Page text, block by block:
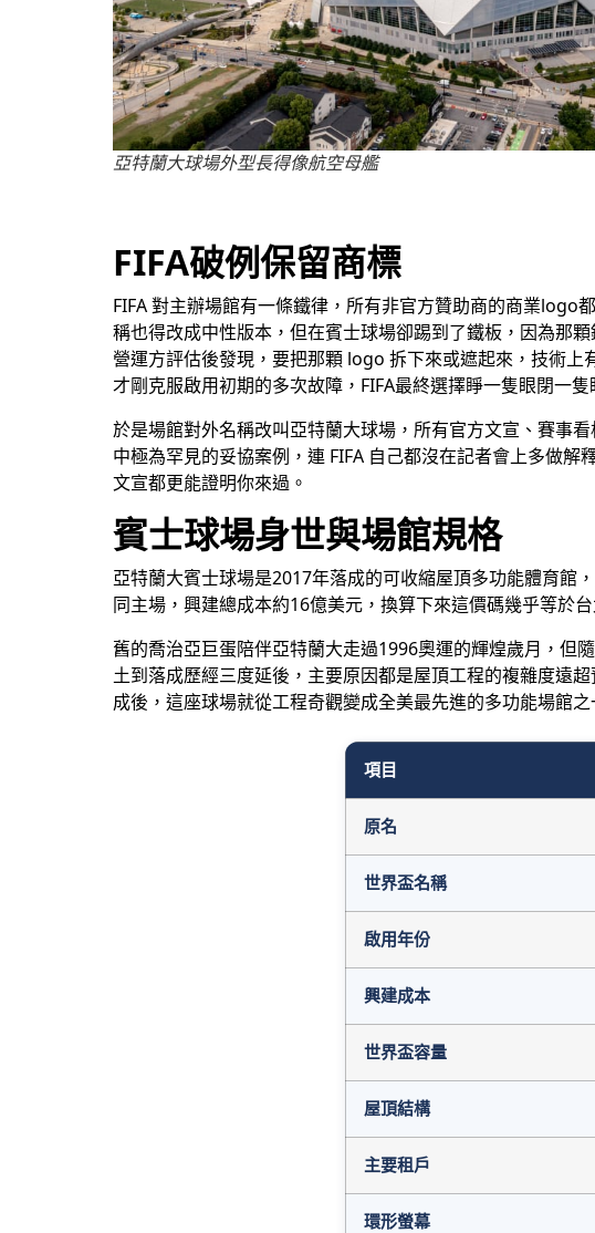
亞特蘭大球場外型長得像航空母艦
FIFA破例保留商標
FIFA 對主辦場館有一條鐵律，所有非官方贊助商的商業logo
稱也得改成中性版本，但在賓士球場卻踢到了鐵板，因為那
營運方評估後發現，要把那顆 logo 拆下來或遮起來，技術
才剛克服啟用初期的多次故障，FIFA最終選擇睜一隻眼閉一隻
於是場館對外名稱改叫亞特蘭大球場，所有官方文宣、賽事
中極為罕見的妥協案例，連 FIFA 自己都沒在記者會上多做
文宣都更能證明你來過。
賓士球場身世與場館規格
亞特蘭大賓士球場是2017年落成的可收縮屋頂多功能體育館
同主場，興建總成本約16億美元，換算下來這價碼幾乎等於
舊的喬治亞巨蛋陪伴亞特蘭大走過1996奧運的輝煌歲月，但
土到落成歷經三度延後，主要原因都是屋頂工程的複雜度遠
成後，這座球場就從工程奇觀變成全美最先進的多功能場館之
項目
原名
世界盃名稱
啟用年份
興建成本
世界盃容量
屋頂結構
主要租戶
環形螢幕